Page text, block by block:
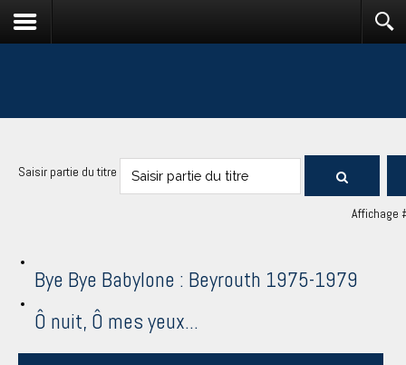
Saisir partie du titre
Affichage
Bye Bye Babylone : Beyrouth 1975-1979
Ô nuit, Ô mes yeux...